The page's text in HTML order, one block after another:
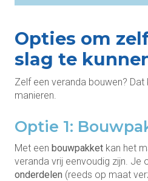
Opties om
slag te
Zelf een veranda bouwen?
manieren.
Optie 1:
Met een bouwpakket kan het
veranda vrij eenvoudig zijn. Je
onderdelen (reeds op maat